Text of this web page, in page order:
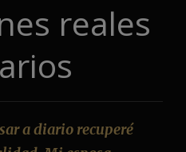
reales
a diario recuperé